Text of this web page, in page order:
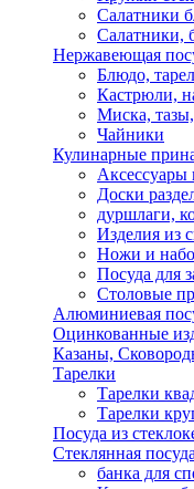
Салатники
Салатники,
Нержавеющая
Блюдо,
Кастрюли,
Миска,
Чайники
Кулинарные
Аксессуары
Доски
дуршлаги,
Изделия из
Ножи и
Посуда для
Столовые
Алюминиевая
Оцинкованные
Казаны,
Тарелки
Тарелки
Тарелки
Посуда из
Стеклянная посуда
банка для